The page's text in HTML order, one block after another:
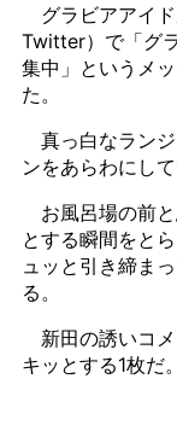
グラビアアイ
Twitter）で「グ
集中」というメ
た。
真っ白なランジ
ンをあらわにし
お風呂場の前と
とする瞬間をと
ュッと引き締ま
る。
新田の誘いコメ
キッとする1枚だ。